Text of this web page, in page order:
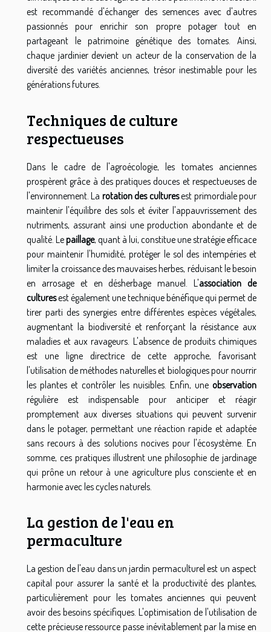
est recommandé d'échanger des semences avec d'autres
passionnés pour enrichir son propre potager tout en
partageant le patrimoine génétique des tomates. Ainsi,
chaque jardinier devient un acteur de la conservation de la
diversité des variétés anciennes, trésor inestimable pour les
générations futures.
Techniques de culture
respectueuses
Dans le cadre de l'agroécologie, les tomates anciennes
prospèrent grâce à des pratiques douces et respectueuses de
l'environnement. La rotation des culturesest primordiale pour
maintenir l'équilibre des sols et éviter l'appauvrissement des
nutriments, assurant ainsi une production abondante et de
qualité. Lepaillage, quant à lui, constitue une stratégie efficace
pour maintenir l'humidité, protéger le sol des intempéries et
limiter la croissance des mauvaises herbes, réduisant le besoin
en arrosage et en désherbage manuel. L'association de
culturesest également une technique bénéfique qui permet de
tirer parti des synergies entre différentes espèces végétales,
augmentant la biodiversité et renforçant la résistance aux
maladies et aux ravageurs. L'absence de produits chimiques
est une ligne directrice de cette approche, favorisant
l'utilisation de méthodes naturelles et biologiques pour nourrir
les plantes et contrôler les nuisibles. Enfin, une observation
régulière est indispensable pour anticiper et réagir
promptement aux diverses situations qui peuvent survenir
dans le potager, permettant une réaction rapide et adaptée
sans recours à des solutions nocives pour l'écosystème. En
somme, ces pratiques illustrent une philosophie de jardinage
qui prône un retour à une agriculture plus consciente et en
harmonie avec les cycles naturels.
La gestion de l'eau en
permaculture
La gestion de l'eau dans un jardin permaculturel est un aspect
capital pour assurer la santé et la productivité des plantes,
particulièrement pour les tomates anciennes qui peuvent
avoir des besoins spécifiques. L'optimisation de l'utilisation de
cette précieuse ressource passe inévitablement par la mise en